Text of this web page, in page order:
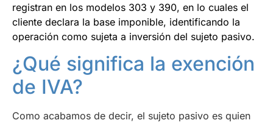
registran en los modelos 303 y 390, en lo cuales el
cliente declara la base imponible, identificando la
operación como sujeta a inversión del sujeto pasivo.
¿Qué significa la exención
de IVA?
Como acabamos de decir, el sujeto pasivo es quien